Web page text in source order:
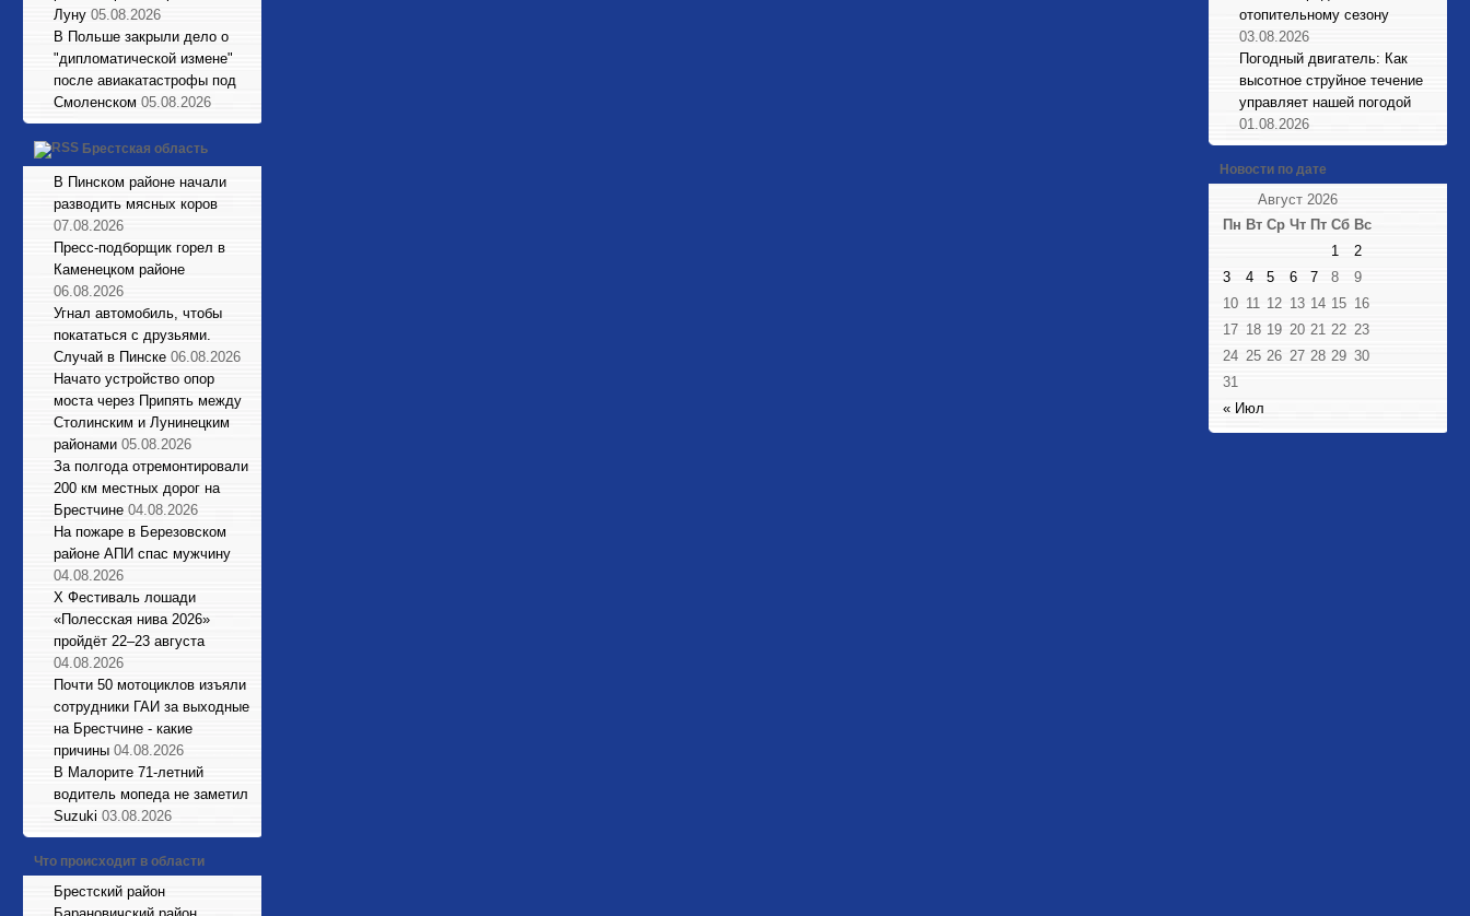
Луну 05.08.2026
В Польше закрыли дело о
"дипломатической измене"
после авиакатастрофы под
Смоленском 05.08.2026
Брестская область
В Пинском районе начали
разводить мясных коров
07.08.2026
Пресс-подборщик горел в
Каменецком районе
06.08.2026
Угнал автомобиль, чтобы
покататься с друзьями.
Случай в Пинске 06.08.2026
Начато устройство опор
моста через Припять между
Столинским и Лунинецким
районами 05.08.2026
За полгода отремонтировали
200 км местных дорог на
Брестчине 04.08.2026
На пожаре в Березовском
районе АПИ спас мужчину
04.08.2026
X Фестиваль лошади
«Полесская нива 2026»
пройдёт 22–23 августа
04.08.2026
Почти 50 мотоциклов изъяли
сотрудники ГАИ за выходные
на Брестчине - какие
причины 04.08.2026
В Малорите 71-летний
водитель мопеда не заметил
Suzuki 03.08.2026
Что происходит в области
Брестский район
отопительному сезону
03.08.2026
Погодный двигатель: Как
высотное струйное течение
управляет нашей погодой
01.08.2026
Новости по дате
Август 2026
Пн Вт Ср Чт Пт Сб Вс
« Июл
1
2
3
4 5 6 7 8
9
10 11 12 13 14 15 16
17 18 19 20 21 22 23
24 25 26 27 28 29 30
31